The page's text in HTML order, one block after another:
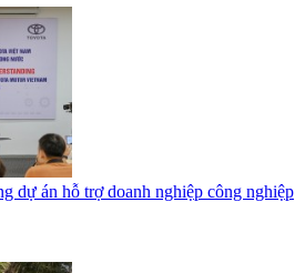
dự án hỗ trợ doanh nghiệp công nghiệp